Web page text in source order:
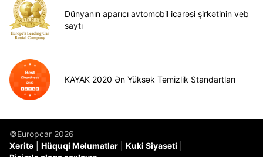
Dünyanın aparıcı avtomobil icarəsi şirkətinin veb
saytı
KAYAK 2020 Ən Yüksək Təmizlik Standartları
©Europcar 2026
Xəritə
Hüquqi Məlumatlar
Kuki Siyasəti